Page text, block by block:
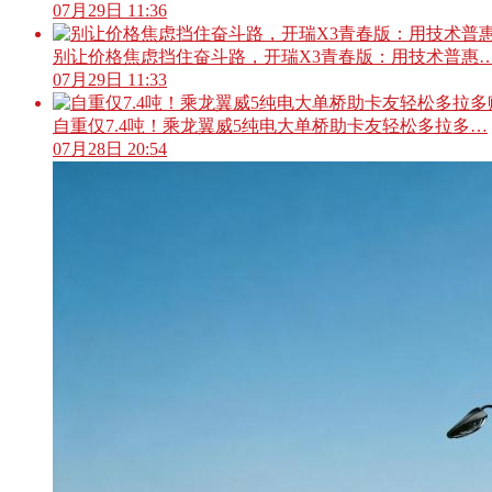
07月29日 11:36
别让价格焦虑挡住奋斗路，开瑞X3青春版：用技术普惠
07月29日 11:33
自重仅7.4吨！乘龙翼威5纯电大单桥助卡友轻松多拉多…
07月28日 20:54